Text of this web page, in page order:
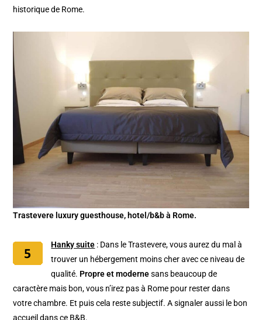
historique de Rome.
Trastevere luxury guesthouse, hotel/b&b à Rome.
Hanky suite : Dans le Trastevere, vous aurez du mal à
trouver un hébergement moins cher avec ce niveau de
qualité. Propre et modernesans beaucoup de
caractère mais bon, vous n’irez pas à Rome pour rester dans
votre chambre. Et puis cela reste subjectif. A signaler aussi le bon
accueil dans ce B&B.